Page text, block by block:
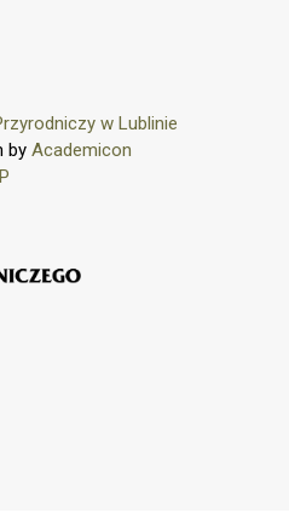
w Lublinie
by Academicon